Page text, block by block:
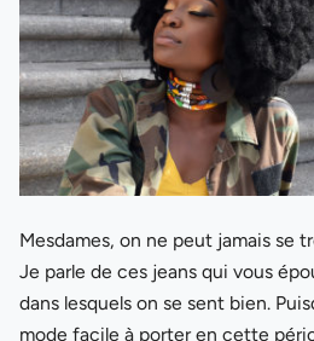
Mesdames, on ne peut jamais se
Je parle de ces jeans qui vous
dans lesquels on se sent bien.
mode facile à porter en cette